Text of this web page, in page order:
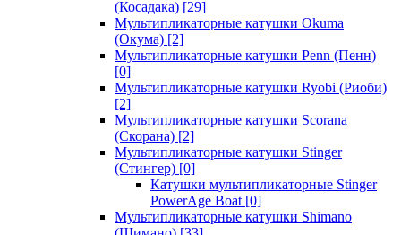
(Косадака) [29]
Мультипликаторные катушки Okuma
(Окума) [2]
Мультипликаторные катушки Penn (Пенн)
[0]
Мультипликаторные катушки Ryobi (Риоби)
[2]
Мультипликаторные катушки Scorana
(Скорана) [2]
Мультипликаторные катушки Stinger
(Стингер) [0]
Катушки мультипликаторные Stinger
PowerAge Boat [0]
Мультипликаторные катушки Shimano